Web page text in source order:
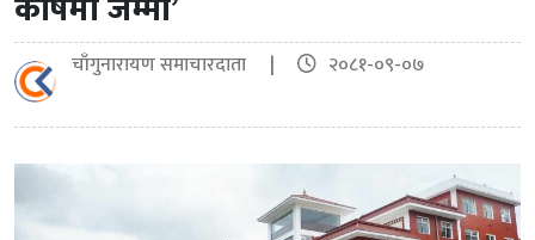
चाँगुनारायण समाचारदाता | २०८१-०९-०७